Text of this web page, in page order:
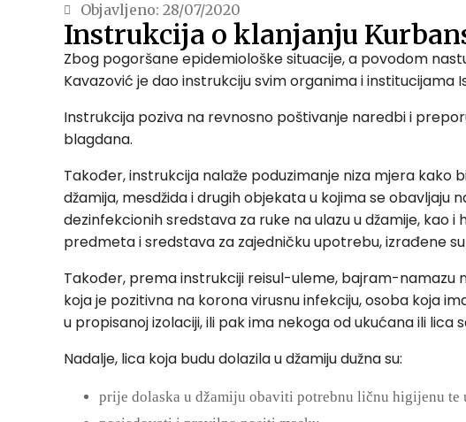
Objavljeno: 28/07/2020
Instrukcija o klanjanju
Zbog pogoršane epidemiološke situacije, a povodom
Kavazović je dao instrukciju svim organima i institucijama
Instrukcija poziva na revnosno poštivanje naredbi i
blagdana.
Također, instrukcija nalaže poduzimanje niza mjera
džamija, mesdžida i drugih objekata u kojima se
dezinfekcionih sredstava za ruke na ulazu u džamije, kao
predmeta i sredstava za zajedničku upotrebu, izrađene
Također, prema instrukciji reisul-uleme, bajram-namazu
koja je pozitivna na korona virusnu infekciju, osoba koja
u propisanoj izolaciji, ili pak ima nekoga od ukućana ili
Nadalje, lica koja budu dolazila u džamiju dužna su:
prije dolaska u džamiju obaviti potrebnu ličnu higijenu te